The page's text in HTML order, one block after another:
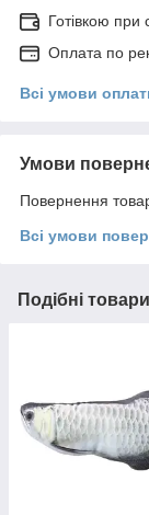
Готівкою при
Оплата по
Всі умови
Умови
Повернення
Всі умови
Подібні